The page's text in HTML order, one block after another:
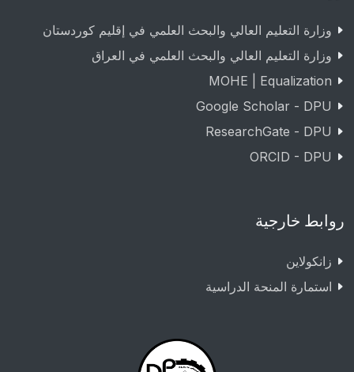
وزارة التعليم العالي والبحث العلمي في إقليم كوردستان
وزارة التعليم العالي والبحث العلمي في العراق
MOHE | Equalization
Google Scholar - DPU
ResearchGate - DPU
ORCID - DPU
روابط خارجية
زانکولاین
استمارة المنحة الدراسية